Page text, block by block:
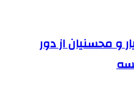
و محسنیان از دور